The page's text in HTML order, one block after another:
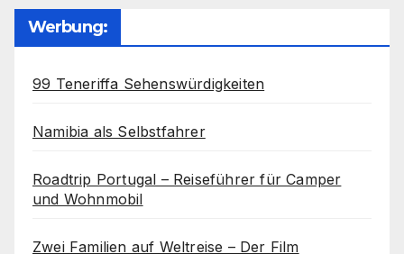
Werbung:
99 Teneriffa Sehenswürdigkeiten
Namibia als Selbstfahrer
Roadtrip Portugal – Reiseführer für Camper
und Wohnmobil
Zwei Familien auf Weltreise – Der Film